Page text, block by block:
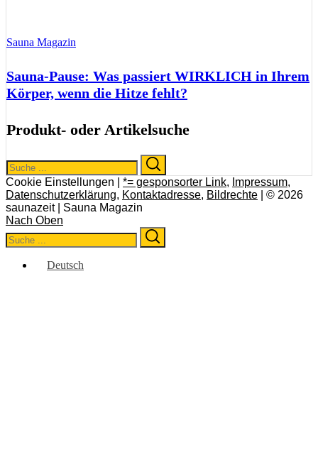
Sauna Magazin
Sauna-Pause: Was passiert WIRKLICH in Ihrem
Körper, wenn die Hitze fehlt?
Produkt- oder Artikelsuche
Search
for:
Cookie Einstellungen | *= gesponsorter Link, Impressum,
Datenschutzerklärung, Kontaktadresse, Bildrechte | © 2026
saunazeit | Sauna Magazin
Nach Oben
Search
for:
Deutsch